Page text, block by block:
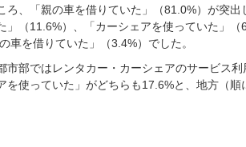
ろ、「親の車を借りていた」（81.0%）が突
」（11.6%）、「カーシェアを使っていた」（
車を借りていた」（3.4%）でした。
市部ではレンタカー・カーシェアのサービス
を使っていた」がどちらも17.6%と、地方（順